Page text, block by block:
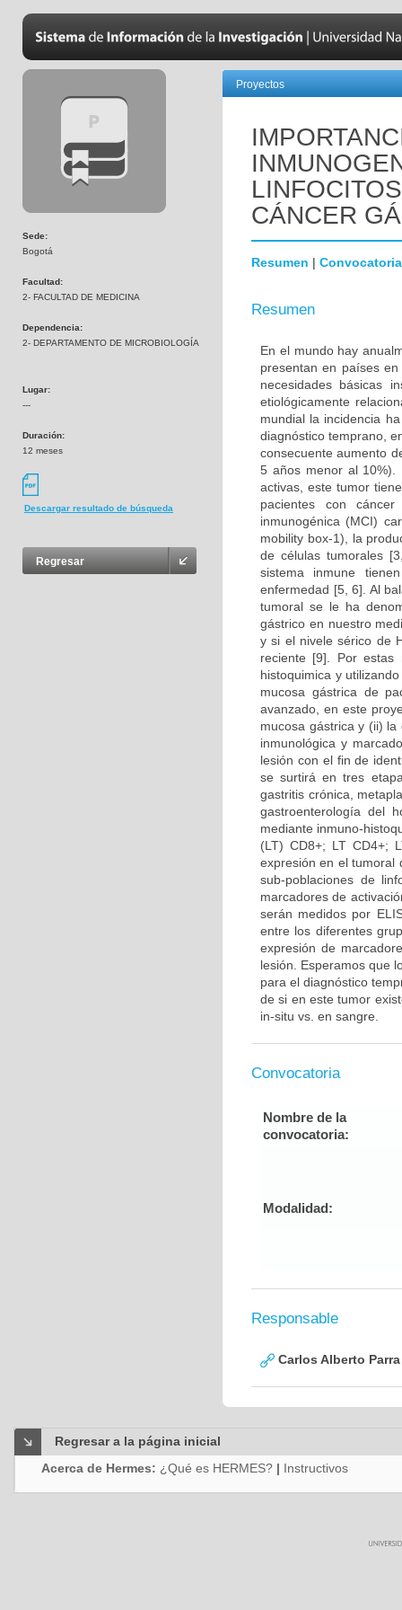
Sede:
Bogotá
Facultad:
2- FACULTAD DE MEDICINA
Dependencia:
2- DEPARTAMENTO DE MICROBIOLOGÍA
Lugar:
---
Duración:
12 meses
Descargar resultado de búsqueda
Regresar
Proyectos
CÁNCER
Resumen | Convocatoria
Resumen
En el mundo hay
presentan en países
necesidades básicas
etiológicamente
mundial la incidencia
diagnóstico temprano,
consecuente aumento
5 años menor al 10%).
activas, este tumor
pacientes con
inmunogénica (MCI)
mobility box-1), la
de células tumorales
sistema inmune
enfermedad [5, 6]. Al
tumoral se le ha
gástrico en nuestro
y si el nivele sérico de
reciente [9]. Por estas
histoquimica y
mucosa gástrica de
avanzado, en este
mucosa gástrica y (ii)
inmunológica y
lesión con el fin de
se surtirá en tres
gastritis crónica,
gastroenterología del
mediante inmuno-
(LT) CD8+; LT CD4+;
expresión en el tumoral
sub-poblaciones de
marcadores de
serán medidos por
entre los diferentes
expresión de
lesión. Esperamos que
para el diagnóstico
de si en este tumor
in-situ vs. en sangre.
Convocatoria
Nombre de la
convocatoria:
Modalidad:
Responsable
Carlos Alberto
Regresar a la página inicial
Acerca de Hermes: ¿Qué es HERMES? | Instructivos